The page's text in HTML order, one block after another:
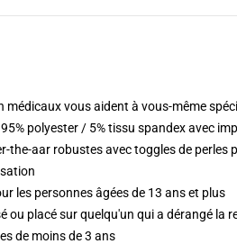
médicaux vous aident à vous-même
polyester / 5% tissu spandex avec
the-aar robustes avec toggles de
les personnes âgées de 13 ans et plus
ou placé sur quelqu'un qui a dérangé
de moins de 3 ans